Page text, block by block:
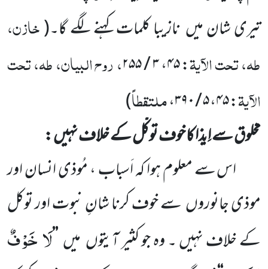
تیری شان میںنازیبا کلمات کہنے لگے گا۔(خازن،
طہ، تحت الآیۃ: ۴۵، ۳ / ۲۵۵
، روح البیان، طہ، تحت
الآیۃ: ۴۵، ۵ / ۳۹۰، ملتقطاً)
مخلوق سے اِیذا کا خوف توکّل کے خلاف نہیں :
اس سے معلوم ہوا کہ اَسباب ، مُوذی انسان اور
موذی جانوروںسے خوف کرنا شانِ نبوت اور توکل
کے خلافنہیں ۔ وہ جو کثیر آیتوں میں’’لَا خَوْفٌ